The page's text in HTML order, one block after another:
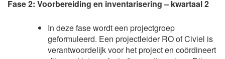
Fase 2: Voorbereiding en inventarisering – kwartaal 2
In deze fase wordt een projectgroep
geformuleerd. Een projectleider RO of Civiel is
verantwoordelijk voor het project en coördineert